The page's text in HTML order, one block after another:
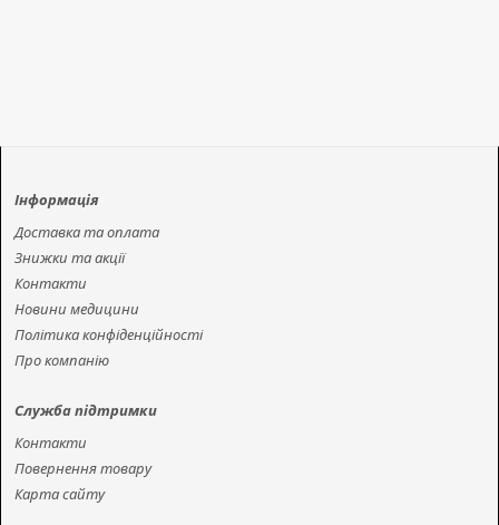
Інформація
Доставка та оплата
Знижки та акції
Контакти
Новини медицини
Політика конфіденційності
Про компанію
Служба підтримки
Контакти
Повернення товару
Карта сайту